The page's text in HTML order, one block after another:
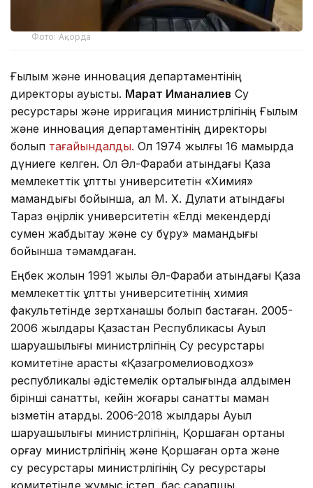
Фото: Ақорда
Ғылым және инновация департаментінің
директоры ауысты. Марат Иманалиев Су
ресурстары және ирригация министрлігінің Ғылым
және инновация департаментінің директоры
болып тағайындалды. Ол 1974 жылғы 16 мамырда
дүниеге келген. Ол Әл-Фараби атындағы Қазақ
мемлекеттік ұлттық университетін «Химия»
мамандығы бойынша, ал М. Х. Дулати атындағы
Тараз өңірлік университетін «Елді мекендерді
сумен жабдықтау және су бұру» мамандығы
бойынша тәмамдаған.
Еңбек жолын 1991 жылы Әл-Фараби атындағы Қазақ
мемлекеттік ұлттық университетінің химия
факультетінде зертханашы болып бастаған. 2005-
2006 жылдары Қазақстан Республикасы Ауыл
шаруашылығы министрлігінің Су ресурстары
комитетіне қарасты «Қазагромелиоводхоз»
республикалық әдістемелік орталығында алдымен
бірінші санатты, кейін жоғары санатты маман
қызметін атқарды. 2006-2018 жылдары Ауыл
шаруашылығы министрлігінің, Қоршаған ортаны
қорғау министрлігінің және Қоршаған орта және
су ресурстары министрлігінің Су ресурстары
комитетінде жұмыс істеп, бас сарапшы